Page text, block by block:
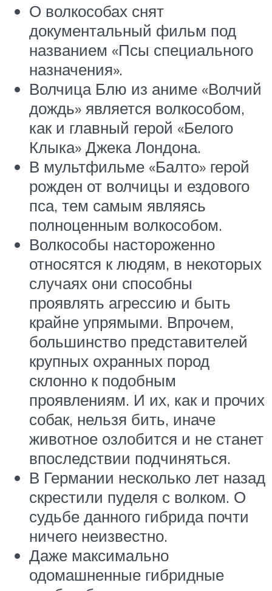
О волкособах снят
документальный фильм под
названием «Псы специального
назначения».
Волчица Блю из аниме «Волчий
дождь» является волкособом,
как и главный герой «Белого
Клыка» Джека Лондона.
В мультфильме «Балто» герой
рожден от волчицы и ездового
пса, тем самым являясь
полноценным волкособом.
Волкособы настороженно
относятся к людям, в некоторых
случаях они способны
проявлять агрессию и быть
крайне упрямыми. Впрочем,
большинство представителей
крупных охранных пород
склонно к подобным
проявлениям. И их, как и прочих
собак, нельзя бить, иначе
животное озлобится и не станет
впоследствии подчиняться.
В Германии несколько лет назад
скрестили пуделя с волком. О
судьбе данного гибрида почти
ничего неизвестно.
Даже максимально
одомашненные гибридные